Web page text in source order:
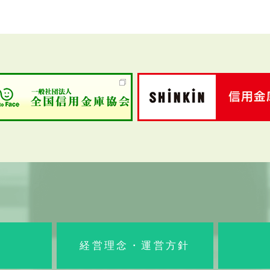
経営理念・運営方針